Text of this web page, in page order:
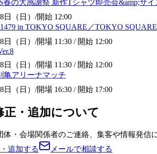
春の大感謝祭 新作Tシャツ即売会&amp;サイ
日（日） /開始 12:00
in TOKYO SQUARE／TOKYO SQUARE
日（日） /開場 11:30 / 開始 12:00
日（日） /開場 11:30 / 開始 12:00
亀アリーナマッチ
日（日） /開場 16:30 / 開始 17:00
正・追加について
体・会場関係者のご連絡、集客や情報発信
追加する
メールで相談する